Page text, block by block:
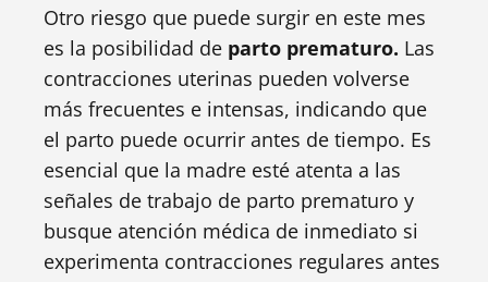
Otro riesgo que puede surgir en este mes
es la posibilidad de parto prematuro. Las
contracciones uterinas pueden volverse
más frecuentes e intensas, indicando que
el parto puede ocurrir antes de tiempo. Es
esencial que la madre esté atenta a las
señales de trabajo de parto prematuro y
busque atención médica de inmediato si
experimenta contracciones regulares antes